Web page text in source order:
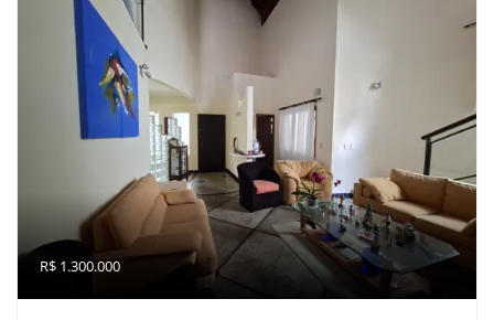
R$ 1.300.000